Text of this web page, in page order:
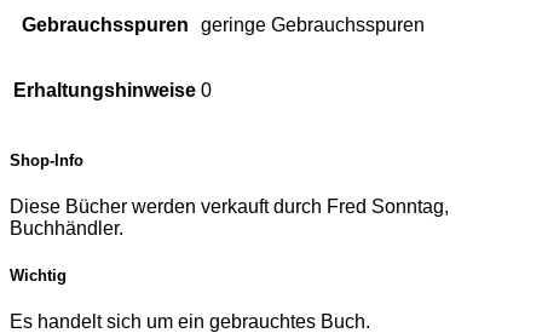
Gebrauchsspuren geringe Gebrauchsspuren
Erhaltungshinweise 0
Shop-Info
Diese Bücher werden verkauft durch Fred Sonntag,
Buchhändler.
Wichtig
Es handelt sich um ein gebrauchtes Buch.